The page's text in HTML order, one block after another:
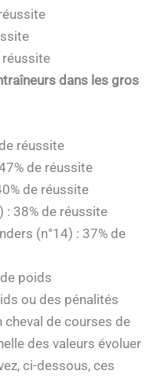
réussite
dans les gros
réussite
de réussite
de réussite
: 38% de réussite
(n°14) : 37% de
poids
ou des pénalités
cheval de courses de
des valeurs évoluer
ci-dessous, ces